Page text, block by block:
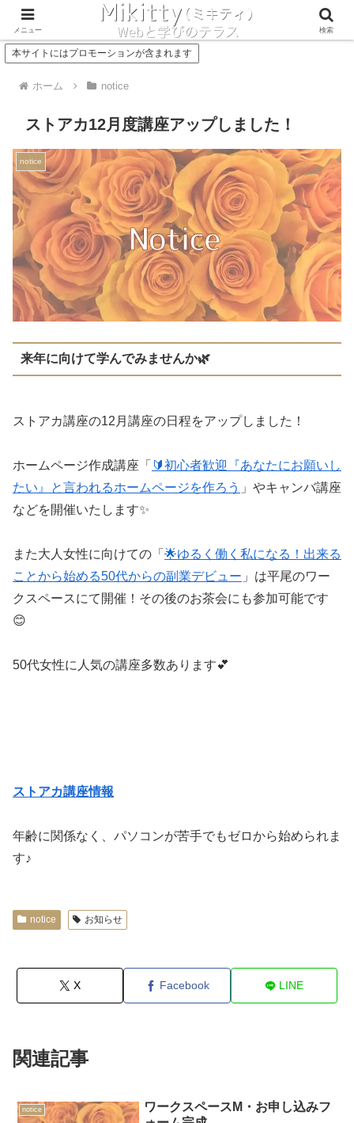
Concept Service
本サイトにはプロモーションが含まれます
ホーム notice
ストアカ12月度講座アップしました！
notice
来年に向けて学んでみませんか🌿
ストアカ講座の12月講座の日程をアップしました！
ホームページ作成講座「 🔰初心者歓迎『あなたにお願いし
たい』と言われるホームページを作ろう 」やキャンバ講座
などを開催いたします✨
また大人女性に向けての「 🌟ゆるく働く私になる！出来る
ことから始める50代からの副業デビュー 」は平尾のワー
クスペースにて開催！その後のお茶会にも参加可能です
😊
50代女性に人気の講座多数あります💕
ストアカ講座情報
年齢に関係なく、パソコンが苦手でもゼロから始められま
す♪
notice お知らせ
X Facebook LINE
関連記事
notice
ワークスペースM・お申し込みフ
メニュー 検索